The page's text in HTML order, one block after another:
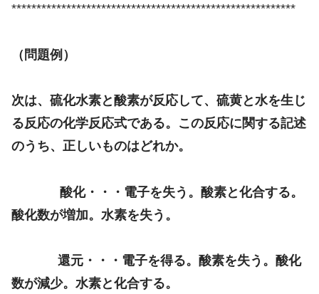
*********************************************************
（問題例）
次は、硫化水素と酸素が反応して、硫黄と水を生じ
る反応の化学反応式である。この反応に関する記述
のうち、正しいものはどれか。
酸化・・・電子を失う。酸素と化合する。
酸化数が増加。水素を失う。
還元・・・電子を得る。酸素を失う。酸化
数が減少。水素と化合する。